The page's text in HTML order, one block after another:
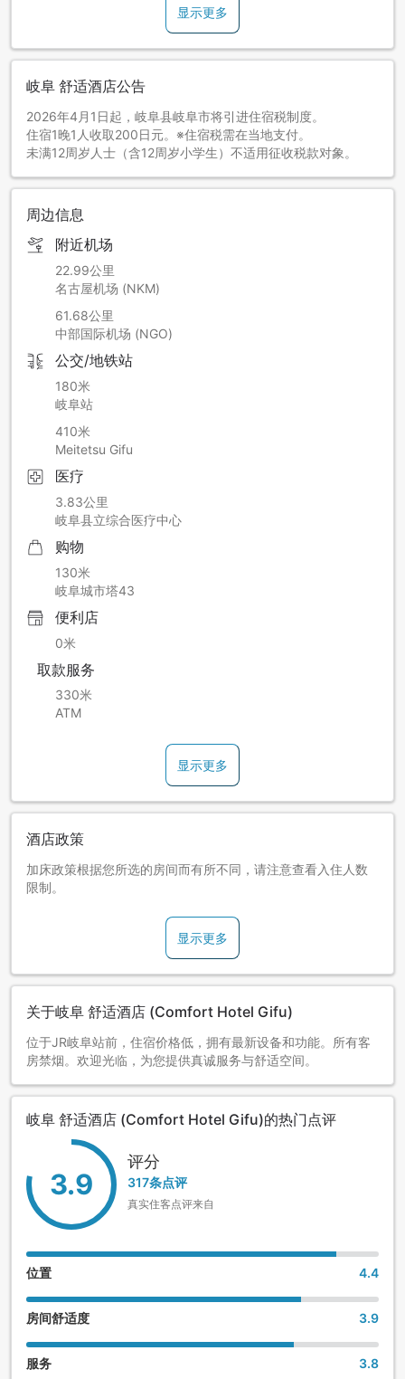
显示更多
岐阜 舒适酒店公告
2026年4月1日起，岐阜县岐阜市将引进住宿税制度。
住宿1晚1人收取200日元。※住宿税需在当地支付。
未满12周岁人士（含12周岁小学生）不适用征收税款对象。
周边信息
附近机场
22.99公里
名古屋机场 (NKM)
61.68公里
中部国际机场 (NGO)
公交/地铁站
180米
岐阜站
410米
Meitetsu Gifu
医疗
3.83公里
岐阜县立综合医疗中心
购物
130米
岐阜城市塔43
便利店
0米
取款服务
330米
ATM
显示更多
酒店政策
加床政策根据您所选的房间而有所不同，请注意查看入住人数
限制。
显示更多
关于岐阜 舒适酒店 (Comfort Hotel Gifu)
位于JR岐阜站前，住宿价格低，拥有最新设备和功能。所有客
房禁烟。欢迎光临，为您提供真诚服务与舒适空间。
岐阜 舒适酒店 (Comfort Hotel Gifu)的热门点评
3.9
评分
317条点评
真实住客点评来自
位置 4.4
房间舒适度 3.9
服务 3.8